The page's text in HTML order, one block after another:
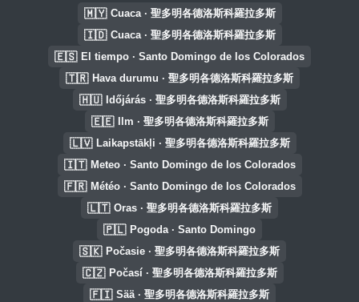
🇲🇾 Cuaca · 聖多明各德洛斯科羅拉多斯
🇮🇩 Cuaca · 聖多明各德洛斯科羅拉多斯
🇪🇸 El tiempo · Santo Domingo de los Colorados
🇹🇷 Hava durumu · 聖多明各德洛斯科羅拉多斯
🇭🇺 Időjárás · 聖多明各德洛斯科羅拉多斯
🇪🇪 Ilm · 聖多明各德洛斯科羅拉多斯
🇱🇻 Laikapstākļi · 聖多明各德洛斯科羅拉多斯
🇮🇹 Meteo · Santo Domingo de los Colorados
🇫🇷 Météo · Santo Domingo de los Colorados
🇱🇹 Oras · 聖多明各德洛斯科羅拉多斯
🇵🇱 Pogoda · Santo Domingo
🇸🇰 Počasie · 聖多明各德洛斯科羅拉多斯
🇨🇿 Počasí · 聖多明各德洛斯科羅拉多斯
🇫🇮 Sää · 聖多明各德洛斯科羅拉多斯